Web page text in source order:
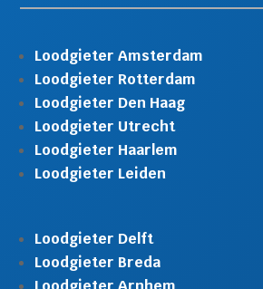
Loodgieter Amsterdam
Loodgieter Rotterdam
Loodgieter Den Haag
Loodgieter Utrecht
Loodgieter Haarlem
Loodgieter Leiden
Loodgieter Delft
Loodgieter Breda